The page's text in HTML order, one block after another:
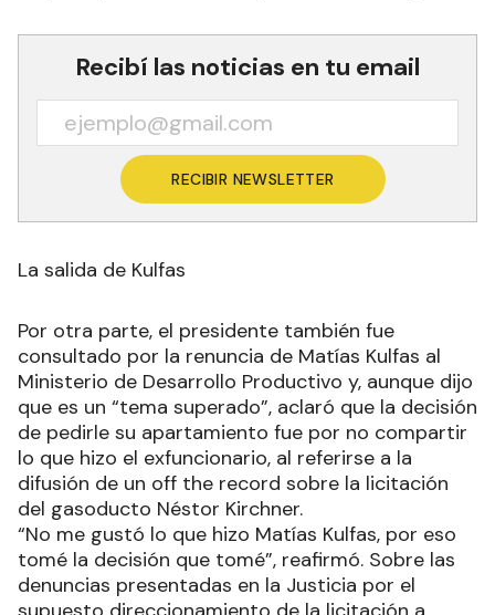
Recibí las noticias en tu email
RECIBIR NEWSLETTER
La salida de Kulfas
Por otra parte, el presidente también fue
consultado por la renuncia de Matías Kulfas al
Ministerio de Desarrollo Productivo y, aunque dijo
que es un “tema superado”, aclaró que la decisión
de pedirle su apartamiento fue por no compartir
lo que hizo el exfuncionario, al referirse a la
difusión de un off the record sobre la licitación
del gasoducto Néstor Kirchner.
“No me gustó lo que hizo Matías Kulfas, por eso
tomé la decisión que tomé”, reafirmó. Sobre las
denuncias presentadas en la Justicia por el